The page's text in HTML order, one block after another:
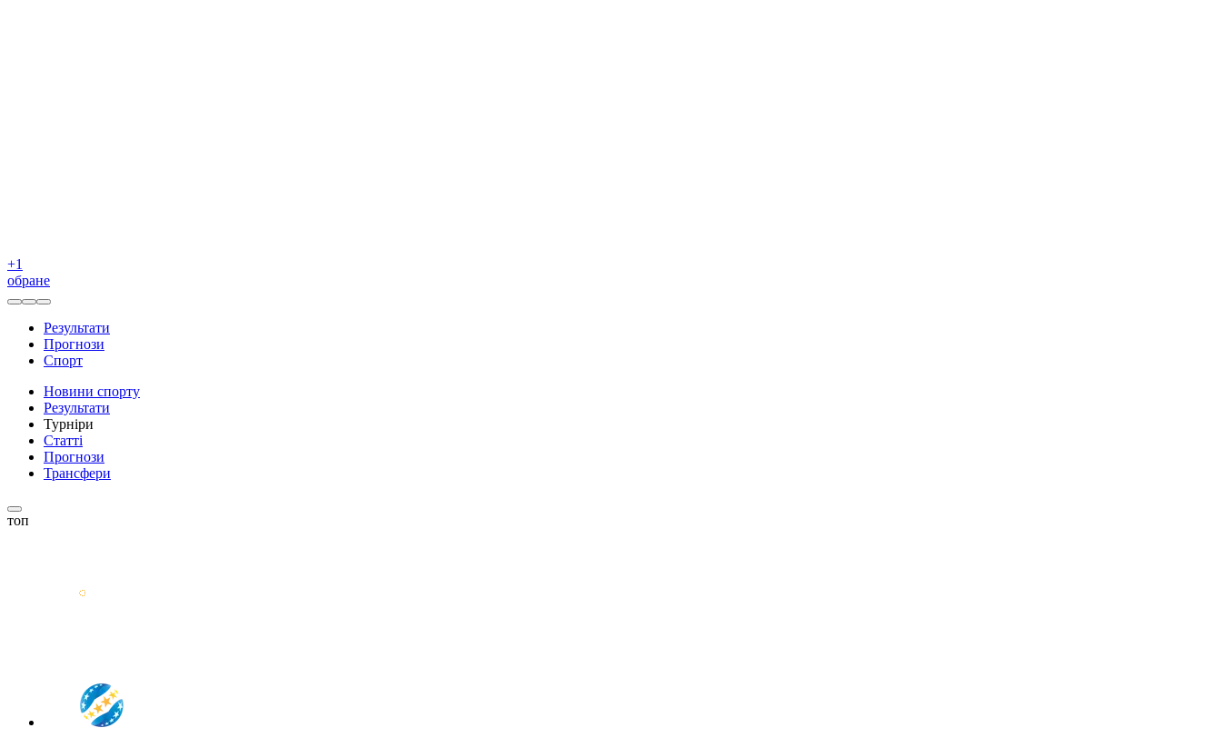
+1
обране
Результати
Прогнози
Спорт
Новини спорту
Результати
Турніри
Статті
Прогнози
Трансфери
топ